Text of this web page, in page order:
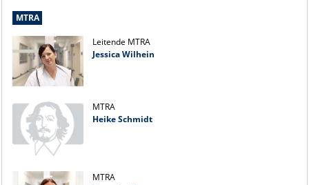
MTRA
Leitende MTRA
Jessica Wilhein
MTRA
Heike Schmidt
MTRA